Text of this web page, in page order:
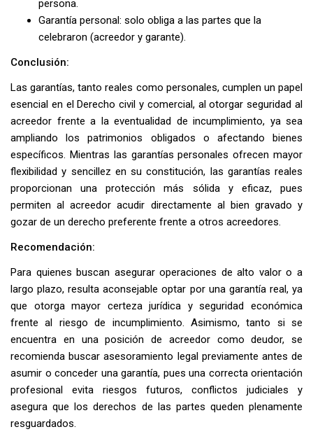
persona.
Garantía personal: solo obliga a las partes que la
celebraron (acreedor y garante).
Conclusión:
Las garantías, tanto reales como personales, cumplen un papel
esencial en el Derecho civil y comercial, al otorgar seguridad al
acreedor frente a la eventualidad de incumplimiento, ya sea
ampliando los patrimonios obligados o afectando bienes
específicos. Mientras las garantías personales ofrecen mayor
flexibilidad y sencillez en su constitución, las garantías reales
proporcionan una protección más sólida y eficaz, pues
permiten al acreedor acudir directamente al bien gravado y
gozar de un derecho preferente frente a otros acreedores.
Recomendación:
Para quienes buscan asegurar operaciones de alto valor o a
largo plazo, resulta aconsejable optar por una garantía real, ya
que otorga mayor certeza jurídica y seguridad económica
frente al riesgo de incumplimiento. Asimismo, tanto si se
encuentra en una posición de acreedor como deudor, se
recomienda buscar asesoramiento legal previamente antes de
asumir o conceder una garantía, pues una correcta orientación
profesional evita riesgos futuros, conflictos judiciales y
asegura que los derechos de las partes queden plenamente
resguardados.